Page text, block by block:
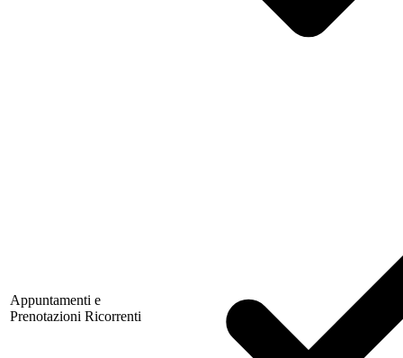
Appuntamenti e
Prenotazioni Ricorrenti